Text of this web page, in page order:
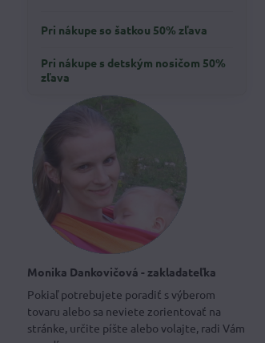
Pri nákupe so šatkou 50% zľava
Pri nákupe s detským nosičom 50%
zľava
Monika Dankovičová - zakladateľka
Pokiaľ potrebujete poradiť s výberom
tovaru alebo sa neviete zorientovať na
stránke, určite píšte alebo volajte, radi Vám